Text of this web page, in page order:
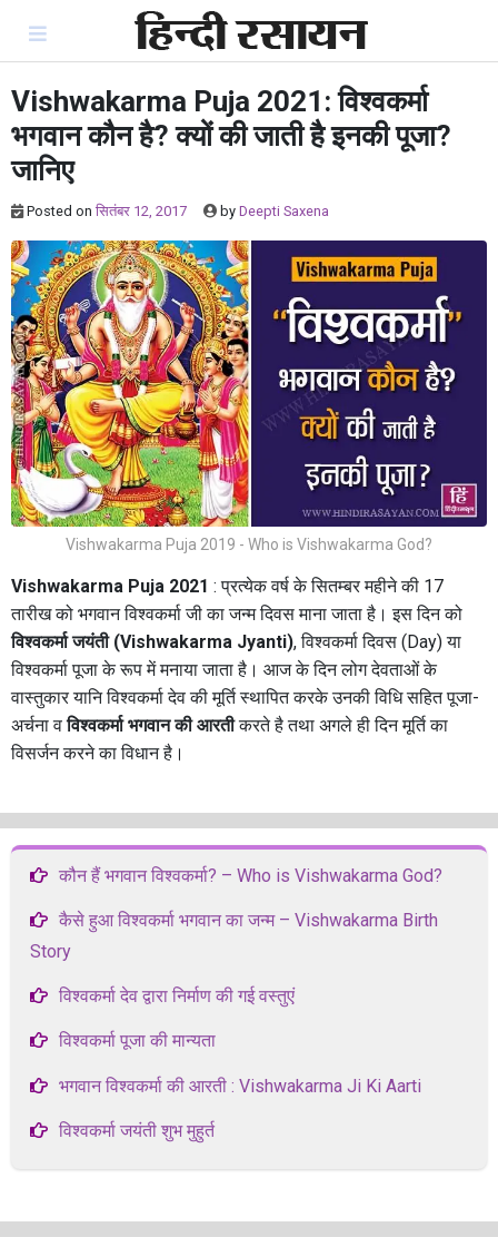
content
Vishwakarma Puja 2021: विश्वकर्मा
भगवान कौन है? क्यों की जाती है इनकी पूजा?
जानिए
Posted on सितंबर 12, 2017 by Deepti Saxena
Vishwakarma Puja 2019 - Who is Vishwakarma God?
Vishwakarma Puja 2021 : प्रत्येक वर्ष के सितम्बर महीने की 17
तारीख को भगवान विश्वकर्मा जी का जन्म दिवस माना जाता है। इस दिन को
विश्वकर्मा जयंती (Vishwakarma Jyanti), विश्‍वकर्मा दिवस (Day) या
विश्‍वकर्मा पूजा के रूप में मनाया जाता है। आज के दिन लोग देवताओं के
वास्‍तुकार यानि विश्वकर्मा देव की मूर्ति स्थापित करके उनकी विधि सहित पूजा-
अर्चना वविश्वकर्मा भगवान की आरतीकरते है तथा अगले ही दिन मूर्ति का
विसर्जन करने का विधान है।
कौन हैं भगवान विश्‍वकर्मा? – Who is Vishwakarma God?
कैसे हुआ विश्वकर्मा भगवान का जन्म – Vishwakarma Birth
Story
विश्वकर्मा देव द्वारा निर्माण की गई वस्तुएं
विश्वकर्मा पूजा की मान्यता
भगवान विश्वकर्मा की आरती : Vishwakarma Ji Ki Aarti
विश्वकर्मा जयंती शुभ मुहुर्त